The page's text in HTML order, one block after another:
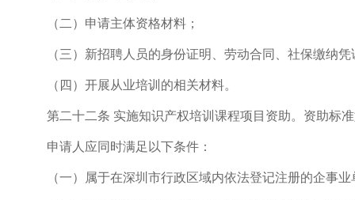
（二）申请主体资格材料；
（三）新招聘人员的身份证明、劳动合同、社保缴纳凭
（四）开展从业培训的相关材料。
第二十二条 实施知识产权培训课程项目资助。资助标准
申请人应同时满足以下条件：
（一）属于在深圳市行政区域内依法登记注册的企事业